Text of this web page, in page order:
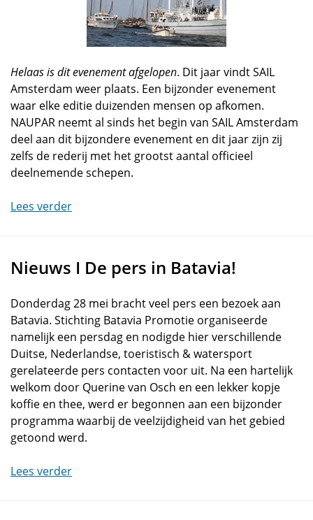
Helaas is dit evenement afgelopen. Dit jaar vindt SAIL
Amsterdam weer plaats. Een bijzonder evenement
waar elke editie duizenden mensen op afkomen.
NAUPAR neemt al sinds het begin van SAIL Amsterdam
deel aan dit bijzondere evenement en dit jaar zijn zij
zelfs de rederij met het grootst aantal officieel
deelnemende schepen.
Lees verder
Nieuws I De pers in Batavia!
Donderdag 28 mei bracht veel pers een bezoek aan
Batavia. Stichting Batavia Promotie organiseerde
namelijk een persdag en nodigde hier verschillende
Duitse, Nederlandse, toeristisch & watersport
gerelateerde pers contacten voor uit. Na een hartelijk
welkom door Querine van Osch en een lekker kopje
koffie en thee, werd er begonnen aan een bijzonder
programma waarbij de veelzijdigheid van het gebied
getoond werd.
Lees verder